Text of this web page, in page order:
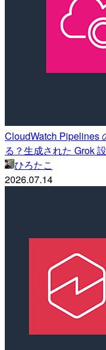
CloudWatch Pipelines
る？生成された Grok
ひろたこ
2026.07.14